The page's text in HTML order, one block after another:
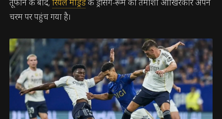
चरम पर पहुंच गया है।